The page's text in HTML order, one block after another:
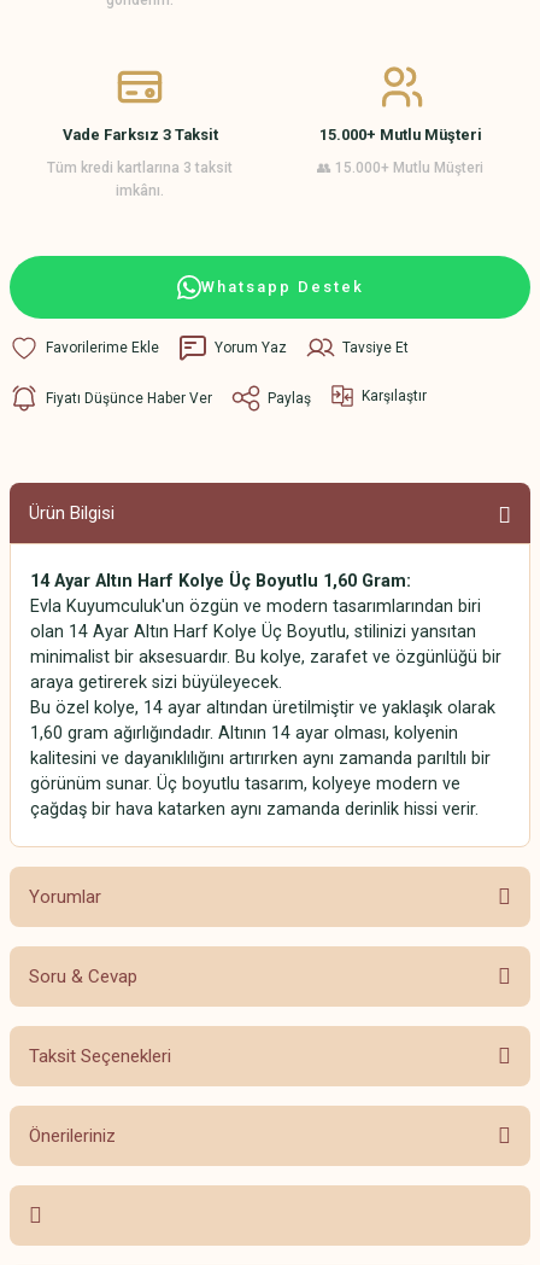
Vade Farksız 3 Taksit
Tüm kredi kartlarına 3 taksit
imkânı.
15.000+ Mutlu Müşteri
👥 15.000+ Mutlu Müşteri
Whatsapp Destek
Yorum Yaz Tavsiye Et
Fiyatı Düşünce Haber Ver Paylaş Karşılaştır
Ürün Bilgisi
14 Ayar Altın Harf Kolye Üç Boyutlu 1,60 Gram:
Evla Kuyumculuk'un özgün ve modern tasarımlarından biri
olan 14 Ayar Altın Harf Kolye Üç Boyutlu, stilinizi yansıtan
minimalist bir aksesuardır. Bu kolye, zarafet ve özgünlüğü bir
araya getirerek sizi büyüleyecek.
Bu özel kolye, 14 ayar altından üretilmiştir ve yaklaşık olarak
1,60 gram ağırlığındadır. Altının 14 ayar olması, kolyenin
kalitesini ve dayanıklılığını artırırken aynı zamanda parıltılı bir
görünüm sunar. Üç boyutlu tasarım, kolyeye modern ve
çağdaş bir hava katarken aynı zamanda derinlik hissi verir.
Yorumlar
Bu ürüne ilk yorumu siz yapın!
Soru & Cevap
Ürün hakkında henüz soru sorulmamış.
Taksit Seçenekleri
Önerileriniz
Bu ürünün fiyat bilgisi, resim, ürün açıklamalarında ve diğer konularda
yetersiz gördüğünüz noktaları öneri formunu kullanarak tarafımıza
iletebilirsiniz.